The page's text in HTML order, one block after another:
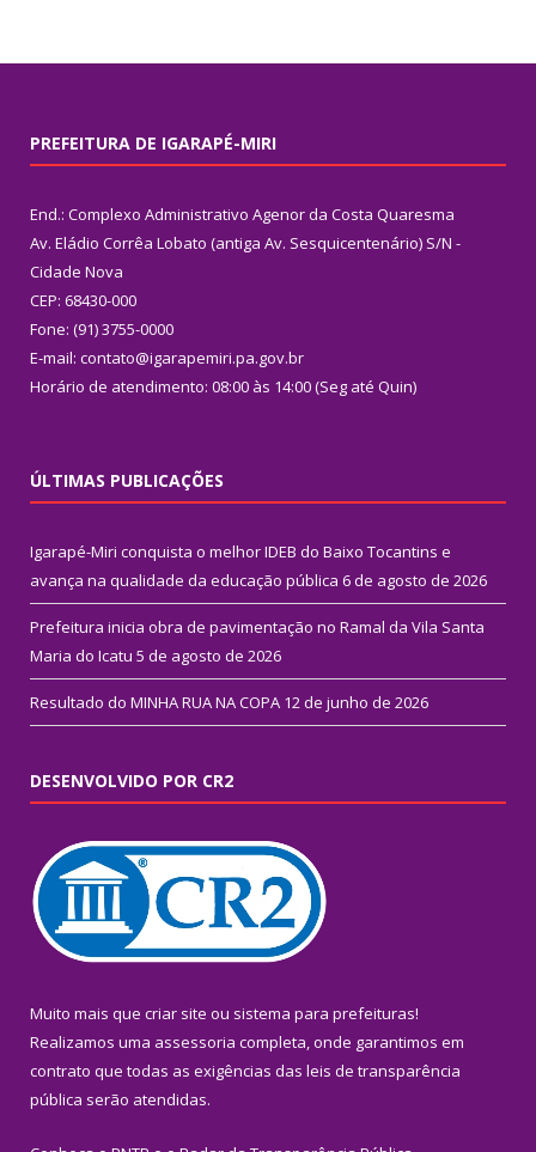
PREFEITURA DE IGARAPÉ-MIRI
End.: Complexo Administrativo Agenor da Costa Quaresma
Av. Eládio Corrêa Lobato (antiga Av. Sesquicentenário) S/N -
Cidade Nova
CEP: 68430-000
Fone: (91) 3755-0000
E-mail: contato@igarapemiri.pa.gov.br
Horário de atendimento: 08:00 às 14:00 (Seg até Quin)
ÚLTIMAS PUBLICAÇÕES
Igarapé-Miri conquista o melhor IDEB do Baixo Tocantins e
avança na qualidade da educação pública 6 de agosto de 2026
Prefeitura inicia obra de pavimentação no Ramal da Vila Santa
Maria do Icatu 5 de agosto de 2026
Resultado do MINHA RUA NA COPA 12 de junho de 2026
DESENVOLVIDO POR CR2
Muito mais que criar site ou sistema para prefeituras!
Realizamos uma assessoria completa, onde garantimos em
contrato que todas as exigências das leis de transparência
pública serão atendidas.